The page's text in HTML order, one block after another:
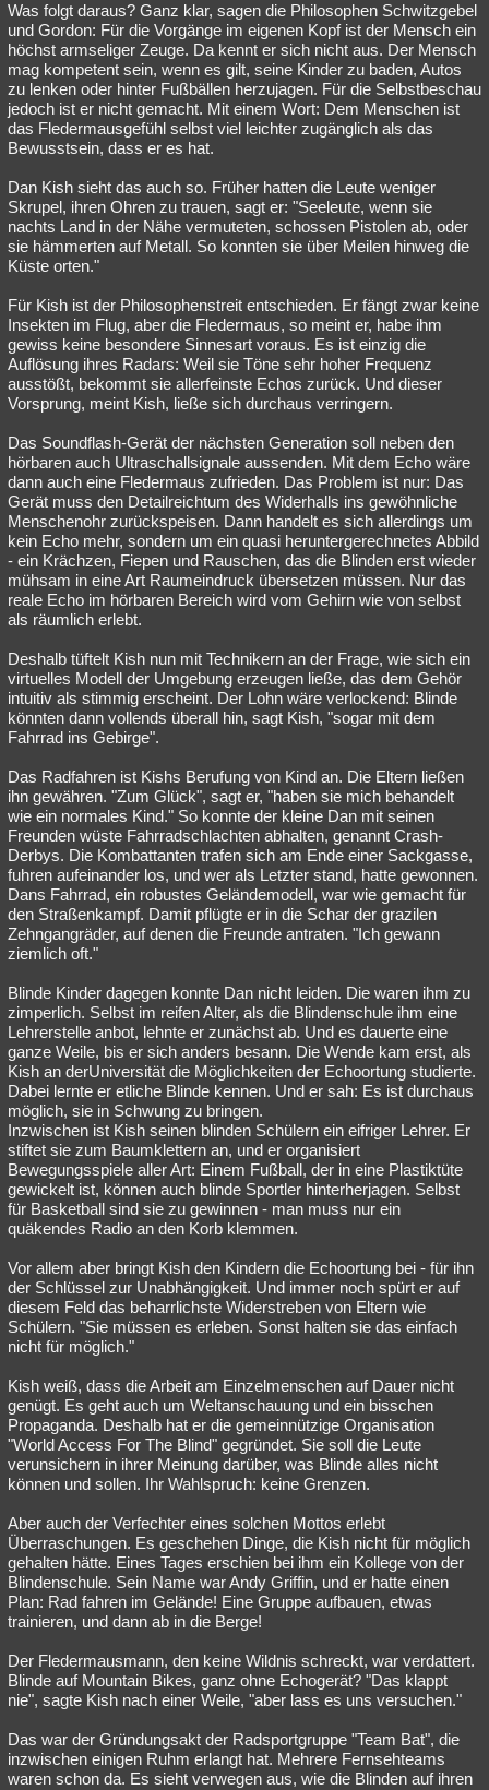
Was folgt daraus? Ganz klar, sagen die Philosophen Schwitzgebel
und Gordon: Für die Vorgänge im eigenen Kopf ist der Mensch ein
höchst armseliger Zeuge. Da kennt er sich nicht aus. Der Mensch
mag kompetent sein, wenn es gilt, seine Kinder zu baden, Autos
zu lenken oder hinter Fußbällen herzujagen. Für die Selbstbeschau
jedoch ist er nicht gemacht. Mit einem Wort: Dem Menschen ist
das Fledermausgefühl selbst viel leichter zugänglich als das
Bewusstsein, dass er es hat.
Dan Kish sieht das auch so. Früher hatten die Leute weniger
Skrupel, ihren Ohren zu trauen, sagt er: "Seeleute, wenn sie
nachts Land in der Nähe vermuteten, schossen Pistolen ab, oder
sie hämmerten auf Metall. So konnten sie über Meilen hinweg die
Küste orten."
Für Kish ist der Philosophenstreit entschieden. Er fängt zwar keine
Insekten im Flug, aber die Fledermaus, so meint er, habe ihm
gewiss keine besondere Sinnesart voraus. Es ist einzig die
Auflösung ihres Radars: Weil sie Töne sehr hoher Frequenz
ausstößt, bekommt sie allerfeinste Echos zurück. Und dieser
Vorsprung, meint Kish, ließe sich durchaus verringern.
Das Soundflash-Gerät der nächsten Generation soll neben den
hörbaren auch Ultraschallsignale aussenden. Mit dem Echo wäre
dann auch eine Fledermaus zufrieden. Das Problem ist nur: Das
Gerät muss den Detailreichtum des Widerhalls ins gewöhnliche
Menschenohr zurückspeisen. Dann handelt es sich allerdings um
kein Echo mehr, sondern um ein quasi heruntergerechnetes Abbild
- ein Krächzen, Fiepen und Rauschen, das die Blinden erst wieder
mühsam in eine Art Raumeindruck übersetzen müssen. Nur das
reale Echo im hörbaren Bereich wird vom Gehirn wie von selbst
als räumlich erlebt.
Deshalb tüftelt Kish nun mit Technikern an der Frage, wie sich ein
virtuelles Modell der Umgebung erzeugen ließe, das dem Gehör
intuitiv als stimmig erscheint. Der Lohn wäre verlockend: Blinde
könnten dann vollends überall hin, sagt Kish, "sogar mit dem
Fahrrad ins Gebirge".
Das Radfahren ist Kishs Berufung von Kind an. Die Eltern ließen
ihn gewähren. "Zum Glück", sagt er, "haben sie mich behandelt
wie ein normales Kind." So konnte der kleine Dan mit seinen
Freunden wüste Fahrradschlachten abhalten, genannt Crash-
Derbys. Die Kombattanten trafen sich am Ende einer Sackgasse,
fuhren aufeinander los, und wer als Letzter stand, hatte gewonnen.
Dans Fahrrad, ein robustes Geländemodell, war wie gemacht für
den Straßenkampf. Damit pflügte er in die Schar der grazilen
Zehngangräder, auf denen die Freunde antraten. "Ich gewann
ziemlich oft."
Blinde Kinder dagegen konnte Dan nicht leiden. Die waren ihm zu
zimperlich. Selbst im reifen Alter, als die Blindenschule ihm eine
Lehrerstelle anbot, lehnte er zunächst ab. Und es dauerte eine
ganze Weile, bis er sich anders besann. Die Wende kam erst, als
Kish an derUniversität die Möglichkeiten der Echoortung studierte.
Dabei lernte er etliche Blinde kennen. Und er sah: Es ist durchaus
möglich, sie in Schwung zu bringen.
Inzwischen ist Kish seinen blinden Schülern ein eifriger Lehrer. Er
stiftet sie zum Baumklettern an, und er organisiert
Bewegungsspiele aller Art: Einem Fußball, der in eine Plastiktüte
gewickelt ist, können auch blinde Sportler hinterherjagen. Selbst
für Basketball sind sie zu gewinnen - man muss nur ein
quäkendes Radio an den Korb klemmen.
Vor allem aber bringt Kish den Kindern die Echoortung bei - für ihn
der Schlüssel zur Unabhängigkeit. Und immer noch spürt er auf
diesem Feld das beharrlichste Widerstreben von Eltern wie
Schülern. "Sie müssen es erleben. Sonst halten sie das einfach
nicht für möglich."
Kish weiß, dass die Arbeit am Einzelmenschen auf Dauer nicht
genügt. Es geht auch um Weltanschauung und ein bisschen
Propaganda. Deshalb hat er die gemeinnützige Organisation
"World Access For The Blind" gegründet. Sie soll die Leute
verunsichern in ihrer Meinung darüber, was Blinde alles nicht
können und sollen. Ihr Wahlspruch: keine Grenzen.
Aber auch der Verfechter eines solchen Mottos erlebt
Überraschungen. Es geschehen Dinge, die Kish nicht für möglich
gehalten hätte. Eines Tages erschien bei ihm ein Kollege von der
Blindenschule. Sein Name war Andy Griffin, und er hatte einen
Plan: Rad fahren im Gelände! Eine Gruppe aufbauen, etwas
trainieren, und dann ab in die Berge!
Der Fledermausmann, den keine Wildnis schreckt, war verdattert.
Blinde auf Mountain Bikes, ganz ohne Echogerät? "Das klappt
nie", sagte Kish nach einer Weile, "aber lass es uns versuchen."
Das war der Gründungsakt der Radsportgruppe "Team Bat", die
inzwischen einigen Ruhm erlangt hat. Mehrere Fernsehteams
waren schon da. Es sieht verwegen aus, wie die Blinden auf ihren